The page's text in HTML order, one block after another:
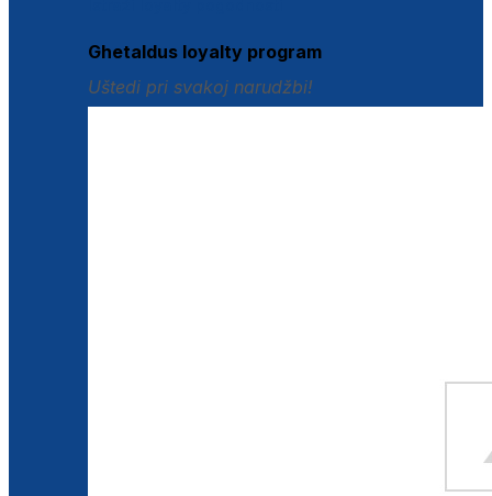
Ghetaldus loyalty program
Uštedi pri svakoj narudžbi!